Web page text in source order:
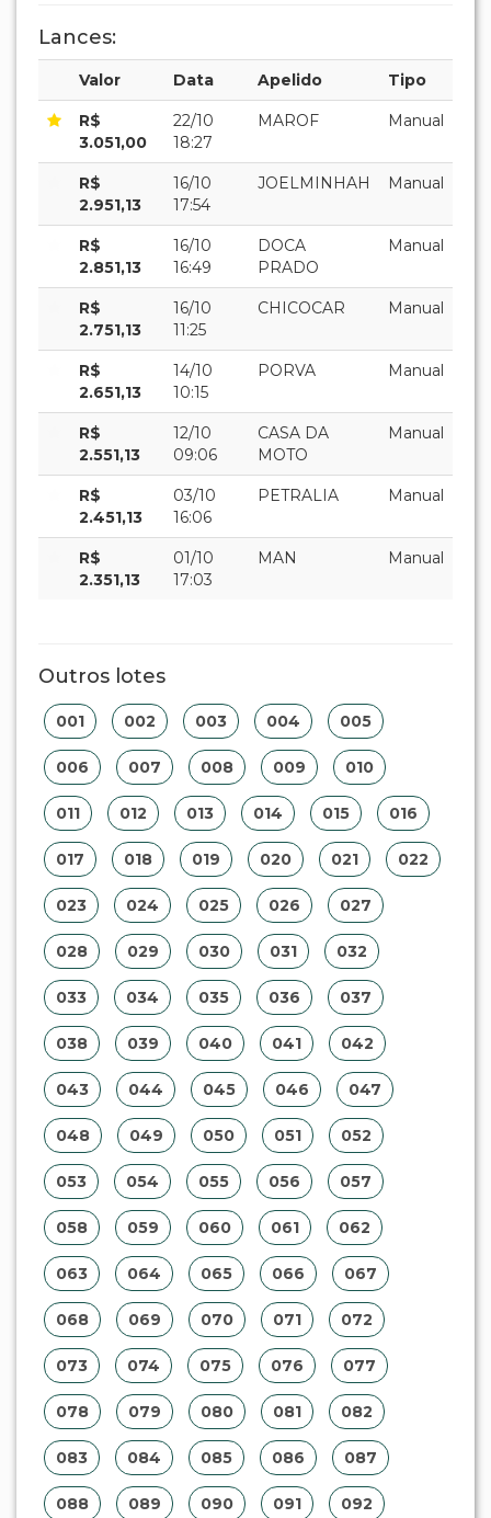
Lances:
Valor Data Apelido Tipo
R$
3.051,00
22/10
18:27
MAROF Manual
R$
2.951,13
16/10
17:54
JOELMINHAH Manual
R$
2.851,13
16/10
16:49
DOCA
PRADO
Manual
R$
2.751,13
16/10
11:25
CHICOCAR Manual
R$
2.651,13
14/10
10:15
PORVA Manual
R$
2.551,13
12/10
09:06
CASA DA
MOTO
Manual
R$
2.451,13
03/10
16:06
PETRALIA Manual
R$
2.351,13
01/10
17:03
MAN Manual
Outros lotes
001 002 003 004 005
006 007 008 009 010
011 012 013 014 015 016
017 018 019 020 021 022
023 024 025 026 027
028 029 030 031 032
033 034 035 036 037
038 039 040 041 042
043 044 045 046 047
048 049 050 051 052
053 054 055 056 057
058 059 060 061 062
063 064 065 066 067
068 069 070 071 072
073 074 075 076 077
078 079 080 081 082
083 084 085 086 087
088 089 090 091 092